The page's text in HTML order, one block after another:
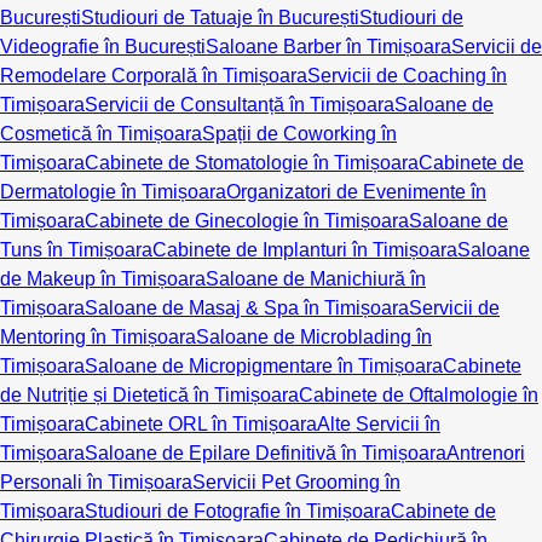
BucureștiStudiouri de Tatuaje în BucureștiStudiouri de
Videografie în BucureștiSaloane Barber în TimișoaraServicii de
Remodelare Corporală în TimișoaraServicii de Coaching în
TimișoaraServicii de Consultanță în TimișoaraSaloane de
Cosmetică în TimișoaraSpații de Coworking în
TimișoaraCabinete de Stomatologie în TimișoaraCabinete de
Dermatologie în TimișoaraOrganizatori de Evenimente în
TimișoaraCabinete de Ginecologie în TimișoaraSaloane de
Tuns în TimișoaraCabinete de Implanturi în TimișoaraSaloane
de Makeup în TimișoaraSaloane de Manichiură în
TimișoaraSaloane de Masaj & Spa în TimișoaraServicii de
Mentoring în TimișoaraSaloane de Microblading în
TimișoaraSaloane de Micropigmentare în TimișoaraCabinete
de Nutriție și Dietetică în TimișoaraCabinete de Oftalmologie în
TimișoaraCabinete ORL în TimișoaraAlte Servicii în
TimișoaraSaloane de Epilare Definitivă în TimișoaraAntrenori
Personali în TimișoaraServicii Pet Grooming în
TimișoaraStudiouri de Fotografie în TimișoaraCabinete de